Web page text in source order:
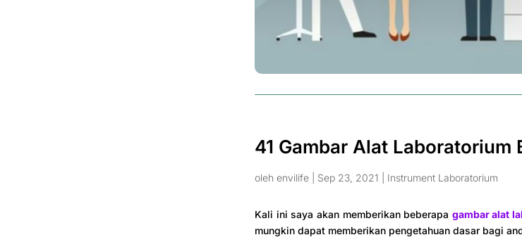
41 Gambar Alat Laboratorium
olehenvilife Sep 23, 2021 Instrument Laboratorium
Kali ini saya akan memberikan beberapa gambar alat
mungkin dapat memberikan pengetahuan dasar bagi